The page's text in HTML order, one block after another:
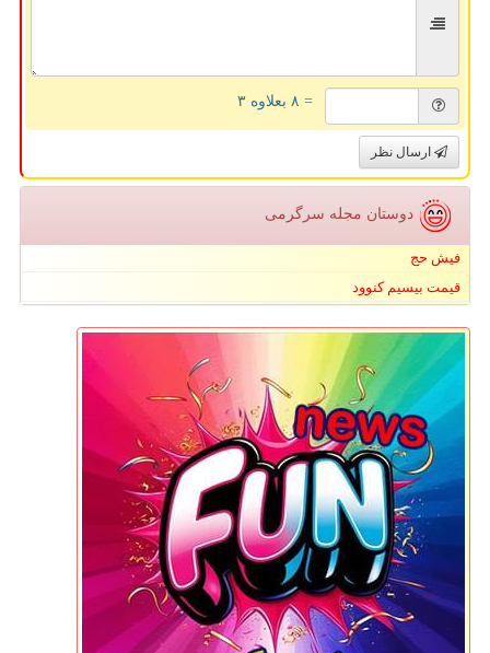
= ۸ بعلاوه ۳
ارسال نظر
دوستان مجله سرگرمی
فیش حج
قیمت بیسیم کنوود